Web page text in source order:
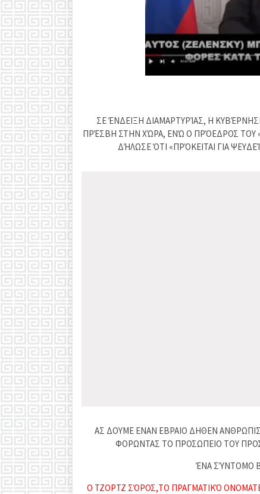
ΣΕ ΈΝΔΕΙΞΗ ΔΙΑΜΑΡΤΥΡΊΑΣ, Η
ΠΡΈΣΒΗ ΣΤΗΝ ΧΏΡΑ, ΕΝΏ Ο ΠΡΌΕΔΡΟΣ ΤΟΥ
ΔΉΛΩΣΕ ΌΤΙ «ΠΡΌΚΕΙΤΑΙ ΓΙΑ
ΑΣ ΔΟΥΜΕ ΕΝΑΝ ΕΒΡΑΙΟ ΔΗΘΕΝ
ΦΟΡΩΝΤΑΣ ΤΟ ΠΡΟΣΩΠΕΙΟ ΤΟΥ
ΈΝΑ ΣΎΝΤΟΜΟ
Ο ΤΖΟΡΤΖ ΣΌΡΟΣ,ΤΟ ΠΡΑΓΜΑΤΙΚΌ